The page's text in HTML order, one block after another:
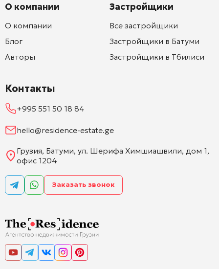
О компании
О компании
Блог
Авторы
Застройщики
Все застройщики
Застройщики в Батуми
Застройщики в Тбилиси
Контакты
+995 551 50 18 84
hello@residence-estate.ge
Грузия, Батуми, ул. Шерифа Химшиашвили, дом 1,
офис 1204
Заказать звонок